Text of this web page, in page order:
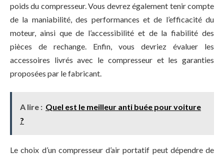
poids du compresseur. Vous devrez également tenir compte
de la maniabilité, des performances et de l’efficacité du
moteur, ainsi que de l’accessibilité et de la fiabilité des
pièces de rechange. Enfin, vous devriez évaluer les
accessoires livrés avec le compresseur et les garanties
proposées par le fabricant.
A lire : Quel est le meilleur anti buée pour voiture
?
Le choix d’un compresseur d’air portatif peut dépendre de